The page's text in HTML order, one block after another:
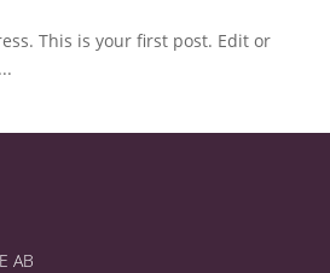
This is your first post. Edit or
AB